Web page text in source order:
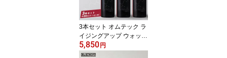
3本セット オムテック ラ
イジングアップ ウォッシ
ュ（アンファー 男性 デ
リケートゾーン ウォッシ
5,850 円